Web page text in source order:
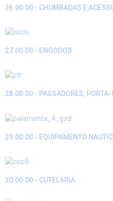
26.00.00 - CHUMBADAS E
27.00.00 - ENGODOS
28.00.00 - PASSADORES, PORTA-
29.00.00 - EQUIPAMENTO
30.00.00 - CUTELARIA